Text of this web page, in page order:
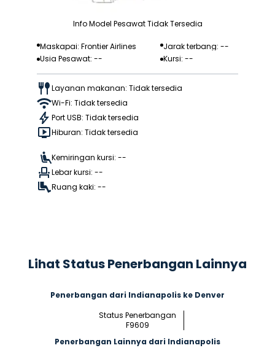
Info Model Pesawat Tidak Tersedia
Maskapai: Frontier Airlines
Jarak terbang: --
Usia Pesawat: --
Kursi: --
Layanan makanan: Tidak tersedia
Wi-Fi: Tidak tersedia
Port USB: Tidak tersedia
Hiburan: Tidak tersedia
Kemiringan kursi: --
Lebar kursi: --
Ruang kaki: --
Lihat Status Penerbangan Lainnya
Penerbangan dari Indianapolis ke Denver
Status Penerbangan
F9609
Penerbangan Lainnya dari Indianapolis